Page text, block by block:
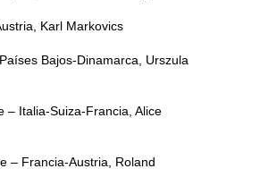
Karl Markovics
Bajos-Dinamarca, Urszula
– Italia-Suiza-Francia, Alice
– Francia-Austria, Roland